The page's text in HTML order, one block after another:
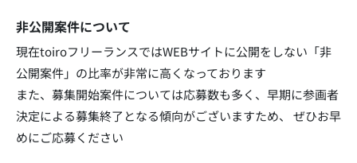
非公開案件について
現在toiroフリーランスではWEBサイトに公開をしない「非
公開案件」の比率が非常に高くなっております​
また、募集開始案件については応募数も多く、早期に参画者
決定による募集終了となる傾向がございますため、 ぜひお早
めにご応募ください